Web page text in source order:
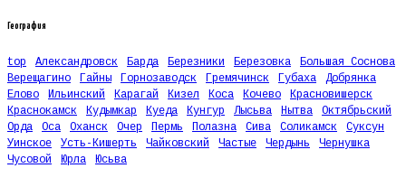
География
top Александровск Барда Березники Березовка
Большая Соснова
Верещагино
Гайны Горнозаводск Гремячинск Губаха
Добрянка
Елово
Ильинский Карагай Кизел Коса Кочево
Красновишерск
Краснокамск
Кудымкар Куеда Кунгур Лысьва Нытва
Октябрьский
Орда
Оса Оханск Очер Пермь Полазна Сива Соликамск
Суксун
Уинское
Усть-Кишерть Чайковский Частые Чердынь
Чернушка
Чусовой
Юрла Юсьва